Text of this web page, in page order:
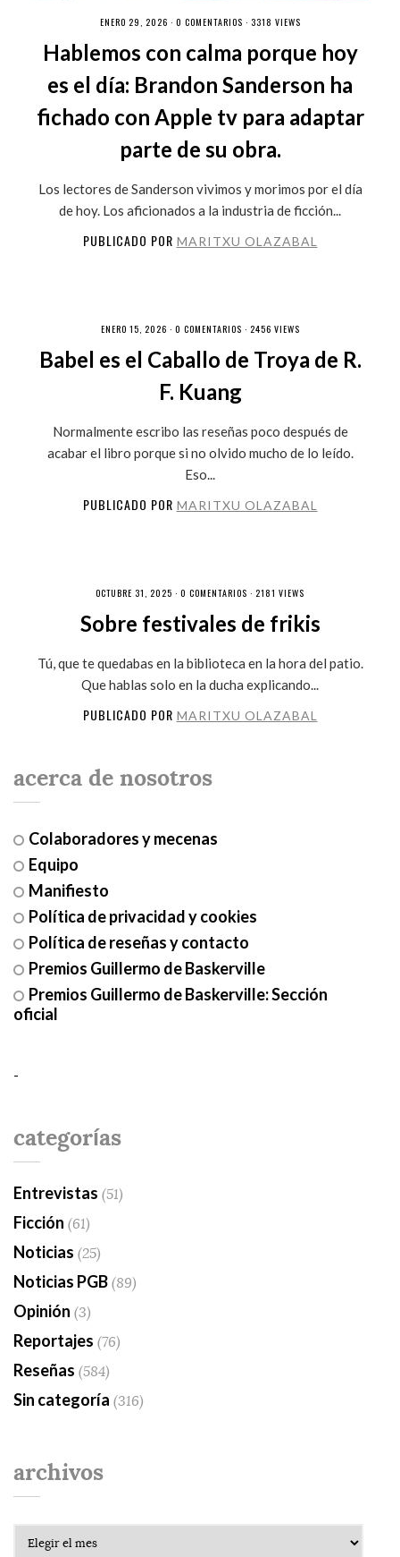
ENERO 29, 2026 · 0 COMENTARIOS · 3318 VIEWS
Hablemos con calma porque hoy
es el día: Brandon Sanderson ha
fichado con Apple tv para adaptar
parte de su obra.
Los lectores de Sanderson vivimos y morimos por el día
de hoy. Los aficionados a la industria de ficción...
PUBLICADO POR MARITXU OLAZABAL
ENERO 15, 2026 · 0 COMENTARIOS · 2456 VIEWS
Babel es el Caballo de Troya de R.
F. Kuang
Normalmente escribo las reseñas poco después de
acabar el libro porque si no olvido mucho de lo leído.
Eso...
PUBLICADO POR MARITXU OLAZABAL
OCTUBRE 31, 2025 · 0 COMENTARIOS · 2181 VIEWS
Sobre festivales de frikis
Tú, que te quedabas en la biblioteca en la hora del patio.
Que hablas solo en la ducha explicando...
PUBLICADO POR MARITXU OLAZABAL
acerca de nosotros
Colaboradores y mecenas
Equipo
Manifiesto
Política de privacidad y cookies
Política de reseñas y contacto
Premios Guillermo de Baskerville
Premios Guillermo de Baskerville: Sección
oficial
-
categorías
Entrevistas (51)
Ficción (61)
Noticias (25)
Noticias PGB(89)
Opinión (3)
Reportajes (76)
Reseñas (584)
Sin categoría (316)
archivos